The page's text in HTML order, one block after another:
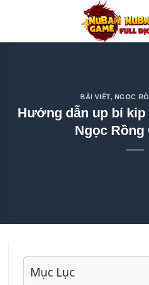
nội
BÀI VIẾT, NGỌC
Hướng dẫn up bí kip
Ngọc Rồng
Mục Lục